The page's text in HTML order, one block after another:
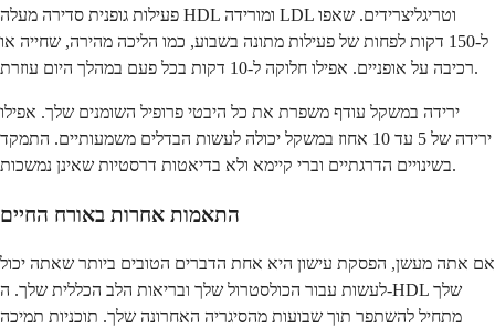
פעילות גופנית סדירה מעלה HDL ומורידה LDL וטריגליצרידים. שאפו
ל-150 דקות לפחות של פעילות מתונה בשבוע, כמו הליכה מהירה, שחייה או
רכיבה על אופניים. אפילו חלוקה ל-10 דקות בכל פעם במהלך היום עוזרת.
ירידה במשקל עודף משפרת את כל היבטי פרופיל השומנים שלך. אפילו
ירידה של 5 עד 10 אחוז במשקל יכולה לעשות הבדלים משמעותיים. התמקד
בשינויים הדרגתיים וברי קיימא ולא בדיאטות דרסטיות שאינן נמשכות.
התאמות אחרות באורח החיים
אם אתה מעשן, הפסקת עישון היא אחת הדברים הטובים ביותר שאתה יכול
לעשות עבור הכולסטרול שלך ובריאות הלב הכללית שלך. ה-HDL שלך
מתחיל להשתפר תוך שבועות מהסיגריה האחרונה שלך. תוכניות תמיכה